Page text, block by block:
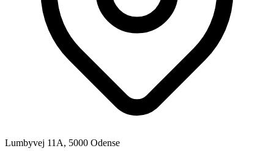
Lumbyvej 11A, 5000 Odense